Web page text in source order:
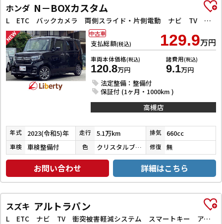
ホンダ N－BOXカスタム
L ETC バックカメラ 両側スライド・片側電動 ナビ TV クリアランスソナー オートクルーズコントロール レーンアシスト 衝突被害軽減システム オートライト LEDヘッドランプ
支払総額(税込) 129.9万円
車両本体価格(税込)
120.8万円
諸費用(税込)
9.1万円
法定整備：整備付
保証付 (1ヶ月・1000km )
中古車
高槻店
年式 2023(令和5)年 走行 5.1万km 排気 660cc
車検 車検整備付 色 クリスタルブラックパール 修復 無
お問い合わせ 詳細はこちら
スズキ アルトラパン
L ETC ナビ TV 衝突被害軽減システム スマートキー アイドリングストップ 電動格納ミラー シートヒーター ベンチシート CVT 盗難防止システム ABS ESC CD 衝突安全ボディ エアコン